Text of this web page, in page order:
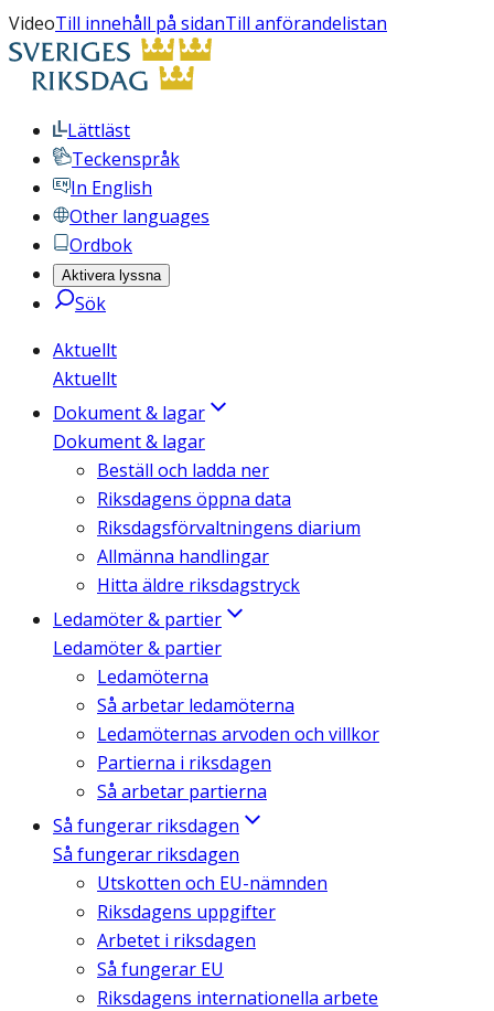
VideoTill innehåll på sidanTill anförandelistan
Lättläst
Teckenspråk
In English
Other languages
Ordbok
Aktivera lyssna
Sök
Aktuellt
Aktuellt
Dokument & lagar
Dokument & lagar
Beställ och ladda ner
Riksdagens öppna data
Riksdagsförvaltningens diarium
Allmänna handlingar
Hitta äldre riksdagstryck
Ledamöter & partier
Ledamöter & partier
Ledamöterna
Så arbetar ledamöterna
Ledamöternas arvoden och villkor
Partierna i riksdagen
Så arbetar partierna
Så fungerar riksdagen
Så fungerar riksdagen
Utskotten och EU-nämnden
Riksdagens uppgifter
Arbetet i riksdagen
Så fungerar EU
Riksdagens internationella arbete